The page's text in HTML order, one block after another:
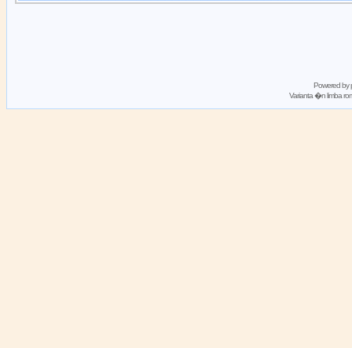
Powered by
Varianta �n limba